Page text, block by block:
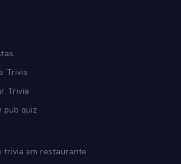
Trivia
Trivia
pub quiz
trivia em restaurante